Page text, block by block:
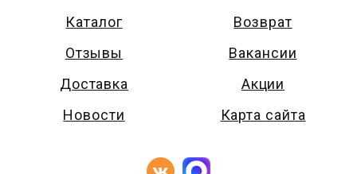
Каталог
Отзывы
Доставка
Новости
Возврат
Вакансии
Акции
Карта сайта